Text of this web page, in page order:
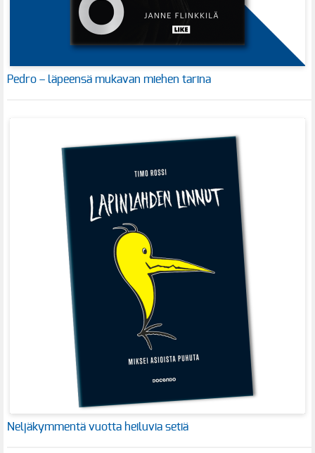
Pedro – läpeensä mukavan miehen tarina
Neljäkymmentä vuotta heiluvia setiä